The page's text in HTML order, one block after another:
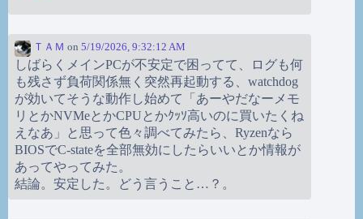
ＴＡＭ on 5/19/2026, 9:32:12 AM
しばらくメインPCが不安定で困ってて、ログも何
も残さず負荷関係無く突然再起動する、watchdog
が効いてそうな動作し始めて「あーやだなーメモ
リとかNVMeとかCPUとかｸｯｿ高いのに買いたくね
えなあ」と思って色々調べてみたら、Ryzenなら
BIOSでC-stateを全部無効にしたらいいとか情報が
あってやってみた。
結論。安定した。どう言うこと…？。